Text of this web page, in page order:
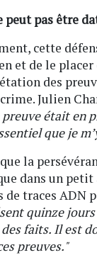
peut pas être
cette
et de le
des
Julien
était en
que je
la
dans un
de traces ADN
quinze
faits. Il est
preuves."